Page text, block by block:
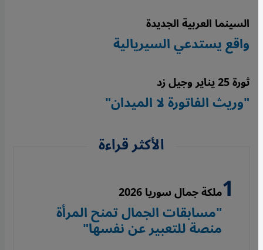
السينما العربية الجديدة
واقع يستدعي السيريالية
ثورة 25 يناير وجيل زد
"وريث الفاتورة لا الميدان"
الأكثر قراءة
ملكة جمال سوريا 2026
"مسابقات الجمال تمنح المرأة
منصة للتعبير عن نفسها"